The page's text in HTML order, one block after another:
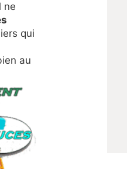
ne
qui
au